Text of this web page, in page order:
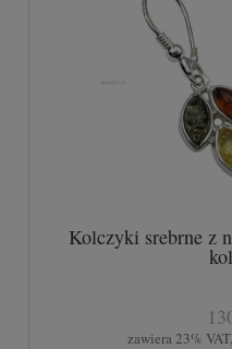
Kolczyki srebrne z
zawiera 23%